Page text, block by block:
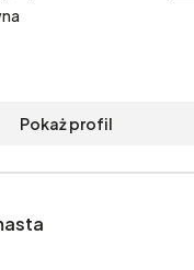
Pokaż profil